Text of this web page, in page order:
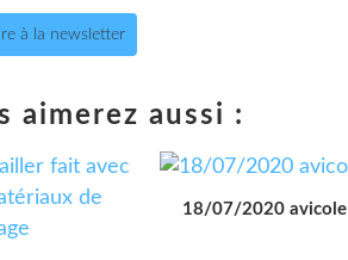
à la newsletter
aimerez aussi :
18/07/2020 avicole